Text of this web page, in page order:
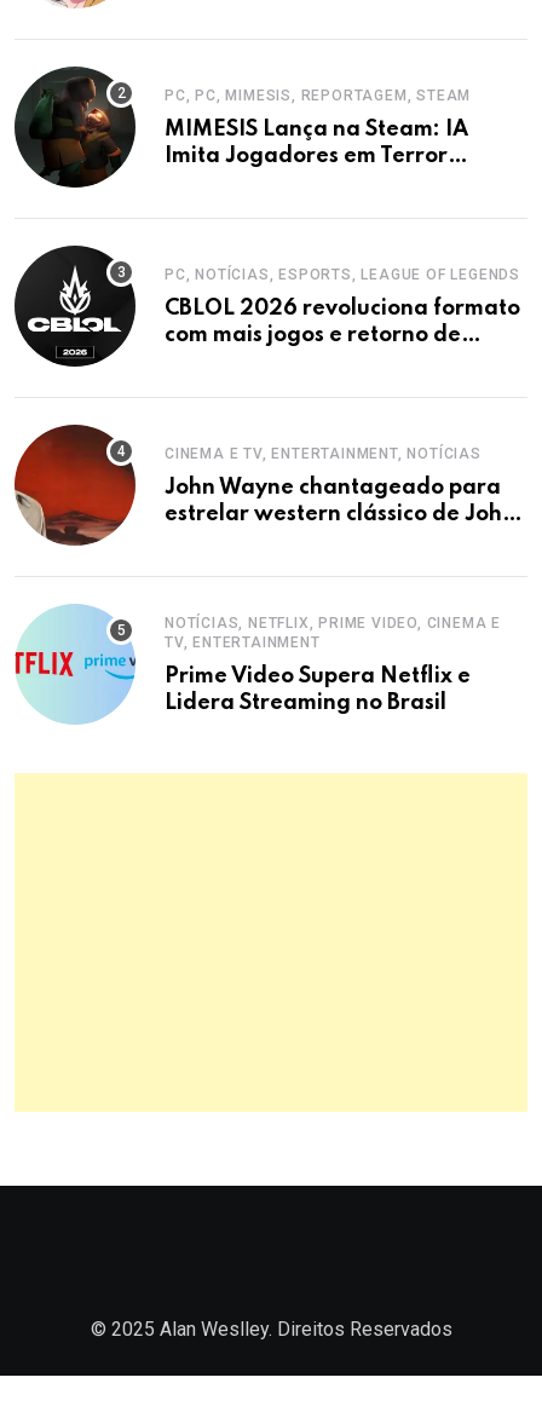
PC, PC, MIMESIS, REPORTAGEM, STEAM
MIMESIS Lança na Steam: IA
Imita Jogadores em Terror
PC, NOTÍCIAS, ESPORTS, LEAGUE OF LEGENDS
CBLOL 2026 revoluciona formato
com mais jogos e retorno de
CINEMA E TV, ENTERTAINMENT, NOTÍCIAS
John Wayne chantageado para
estrelar western clássico de John
NOTÍCIAS, NETFLIX, PRIME VIDEO, CINEMA E
TV, ENTERTAINMENT
Prime Video Supera Netflix e
Lidera Streaming no Brasil
© 2025 Alan Weslley. Direitos Reservados